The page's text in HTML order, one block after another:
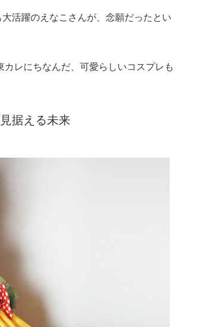
活躍のえなこさんが、念願だったとい
レにちなんだ、可愛らしいコスプレも
据える未来